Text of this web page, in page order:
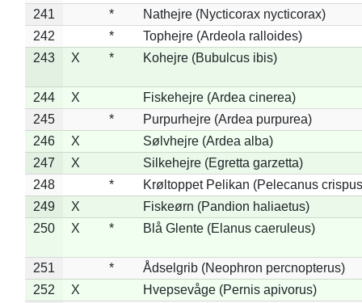
241
*
Nathejre (Nycticorax nycticorax)
242
*
Tophejre (Ardeola ralloides)
243
X * Kohejre (Bubulcus ibis)
244 X
Fiskehejre (Ardea cinerea)
245
*
Purpurhejre (Ardea purpurea)
246
X
Sølvhejre (Ardea alba)
247
X
Silkehejre (Egretta garzetta)
248
*
Krøltoppet Pelikan (Pelecanus
249
X
Fiskeørn (Pandion haliaetus)
250
X * Blå Glente (Elanus caeruleus)
251 *
Ådselgrib (Neophron percnopterus)
252
X
Hvepsevåge (Pernis apivorus)